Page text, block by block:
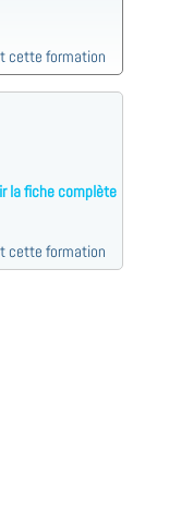
cette formation
la fiche complète
cette formation